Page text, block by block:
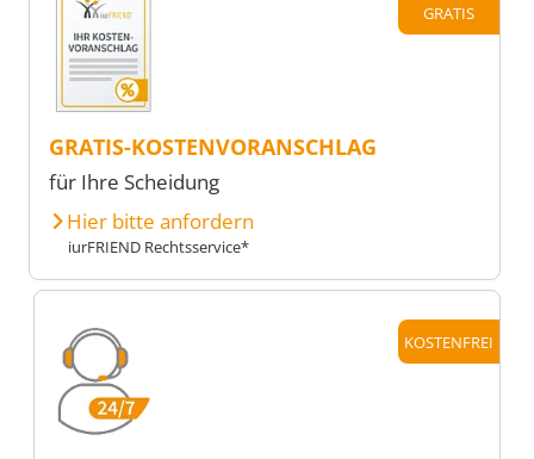
GRATIS
GRATIS-KOSTENVORANSCHLAG
für Ihre Scheidung
Hier bitte anfordern
iurFRIEND Rechtsservice*
KOSTENFREI